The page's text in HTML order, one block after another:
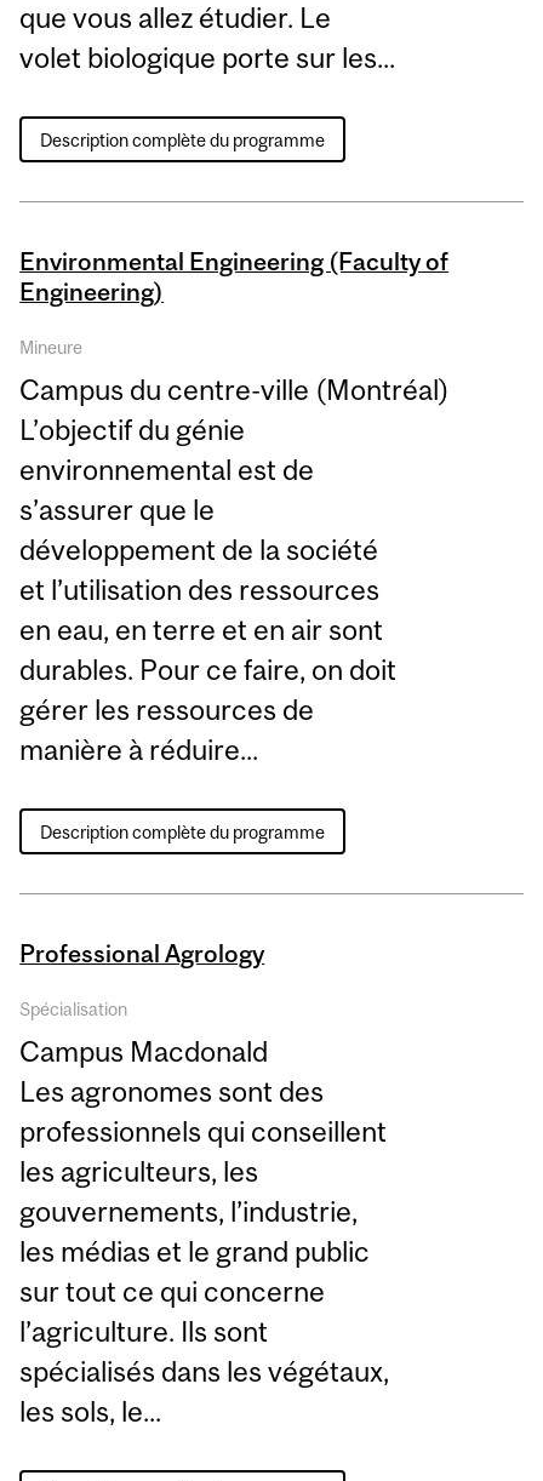
que vous allez étudier. Le
volet biologique porte sur les...
Description complète du programme
Environmental Engineering (Faculty of
Engineering)
Mineure
Campus du centre-ville (Montréal)
L’objectif du génie
environnemental est de
s’assurer que le
développement de la société
et l’utilisation des ressources
en eau, en terre et en air sont
durables. Pour ce faire, on doit
gérer les ressources de
manière à réduire...
Description complète du programme
Professional Agrology
Spécialisation
Campus Macdonald
Les agronomes sont des
professionnels qui conseillent
les agriculteurs, les
gouvernements, l’industrie,
les médias et le grand public
sur tout ce qui concerne
l’agriculture. Ils sont
spécialisés dans les végétaux,
les sols, le...